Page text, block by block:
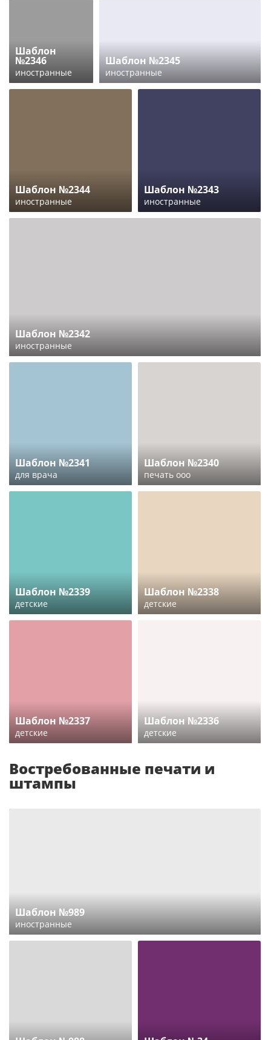
Шаблон
№2346
иностранные
Шаблон №2345
иностранные
Шаблон №2344
иностранные
Шаблон №2343
иностранные
Шаблон №2342
иностранные
Шаблон №2341
для врача
Шаблон №2340
печать ооо
Шаблон №2339
детские
Шаблон №2338
детские
Шаблон №2337
детские
Шаблон №2336
детские
Востребованные печати и
штампы
Шаблон №989
иностранные